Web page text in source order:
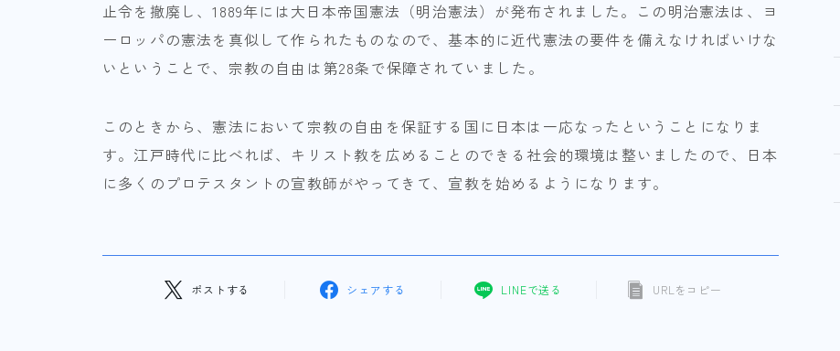
止令を撤廃し、1889年には大日本帝国憲法（明治憲法）が発布されました。この明治憲法は、ヨ
ーロッパの憲法を真似して作られたものなので、基本的に近代憲法の要件を備えなければいけな
いということで、宗教の自由は第28条で保障されていました。
このときから、憲法において宗教の自由を保証する国に日本は一応なったということになりま
す。江戸時代に比べれば、キリスト教を広めることのできる社会的環境は整いましたので、日本
に多くのプロテスタントの宣教師がやってきて、宣教を始めるようになります。
ポストする シェアする LINEで送る URLをコピー